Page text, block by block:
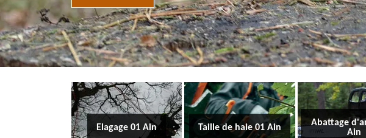
Elagage 01 Ain Taille de haie 01 Ain
Abattage
Ain